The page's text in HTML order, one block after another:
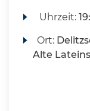
Uhrzeit:
Ort:
Alte